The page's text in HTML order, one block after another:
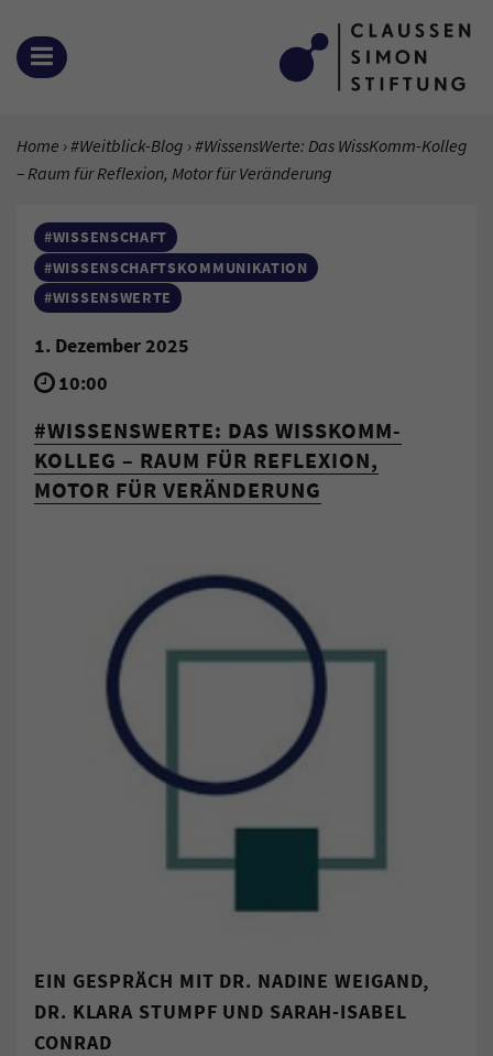
Zum Inhalt springen
MENÜ ÖFFNEN
SIE BEFINDEN SICH HIER:
Home #Weitblick-Blog Aktuelle Seite:
#WissensWerte: Das WissKomm-Kolleg
– Raum für Reflexion, Motor für Veränderung
#WISSENSCHAFT
#WISSENSCHAFTSKOMMUNIKATION
#WISSENSWERTE
1. Dezember 2025
10:00
#WISSENSWERTE: DAS WISSKOMM-
KOLLEG – RAUM FÜR REFLEXION,
MOTOR FÜR VERÄNDERUNG
EIN GESPRÄCH MIT DR. NADINE WEIGAND,
DR. KLARA STUMPF UND SARAH-ISABEL
CONRAD